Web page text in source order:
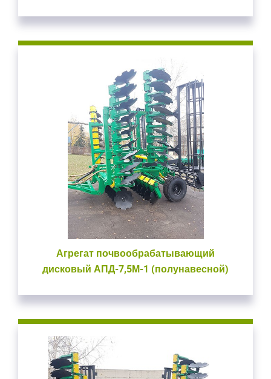
Агрегат почвообрабатывающий
дисковый АПД-7,5М-1 (полунавесной)